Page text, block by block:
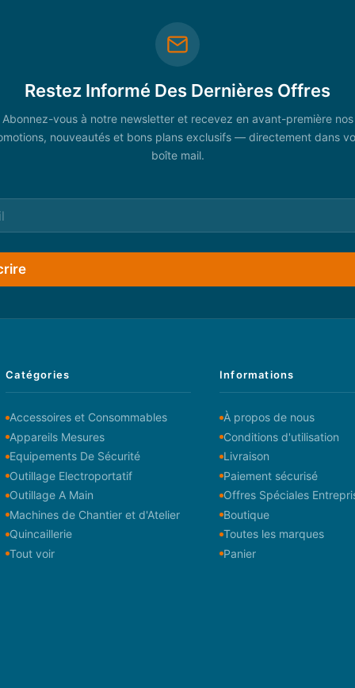
Restez Informé Des Dernières Offres
Abonnez-vous à notre newsletter et recevez en avant-première nos
nouveautés et bons plans exclusifs — directement dans
boîte mail.
Catégories
Accessoires et Consommables
Appareils Mesures
Equipements De Sécurité
Outillage Electroportatif
Outillage A Main
Machines de Chantier et d'Atelier
Quincaillerie
Tout voir
Informations
À propos de nous
Conditions d'utilisation
Livraison
Paiement sécurisé
Offres Spéciales
Boutique
Toutes les marques
Panier